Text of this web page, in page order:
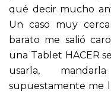
qué decir mucho
Un caso muy
barato me salió
una Tablet HACER
usarla,
supuestamente me